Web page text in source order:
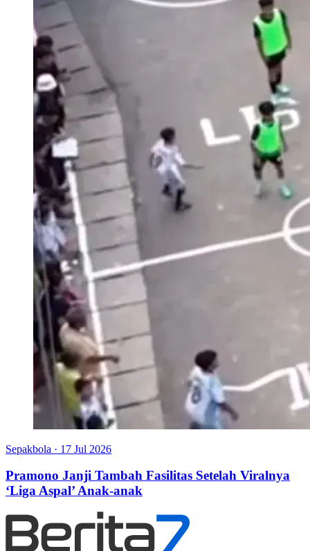
Sepakbola · 17 Jul 2026
Pramono Janji Tambah Fasilitas Setelah Viralnya
‘Liga Aspal’ Anak-anak